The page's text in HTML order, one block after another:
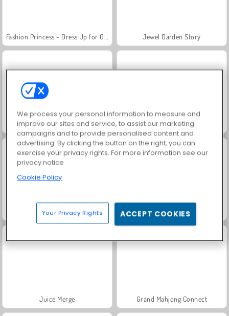
Jewel Garden Story
Farm Merge Valley Masha and the Bear: Meadows
Royal Story Scala 40
Juice Merge Grand Mahjong Connect
We process your personal information to measure and
improve our sites and service, to assist our marketing
campaigns and to provide personalised content and
advertising. By clicking the button on the right, you can
exercise your privacy rights. For more information see our
privacy notice
Cookie Policy
Your Privacy Rights ACCEPT COOKIES